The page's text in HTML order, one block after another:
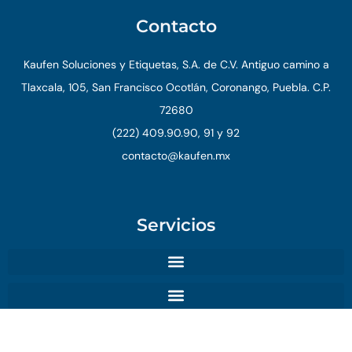
Contacto
Kaufen Soluciones y Etiquetas, S.A. de C.V. Antiguo camino a
Tlaxcala, 105, San Francisco Ocotlán, Coronango, Puebla. C.P.
72680
(222) 409.90.90, 91 y 92
contacto@kaufen.mx
Servicios